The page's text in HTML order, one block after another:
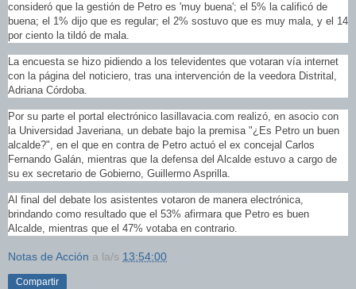
consideró que la gestión de Petro es 'muy buena'; el 5% la calificó de
buena; el 1% dijo que es regular; el 2% sostuvo que es muy mala, y el 14
por ciento la tildó de mala.
La encuesta se hizo pidiendo a los televidentes que votaran vía internet
con la página del noticiero, tras una intervención de la veedora Distrital,
Adriana Córdoba.
Por su parte el portal electrónico lasillavacia.com realizó, en asocio con
la Universidad Javeriana, un debate bajo la premisa "¿Es Petro un buen
alcalde?", en el que en contra de Petro actuó el ex concejal Carlos
Fernando Galán, mientras que la defensa del Alcalde estuvo a cargo de
su ex secretario de Gobierno, Guillermo Asprilla.
Al final del debate los asistentes votaron de manera electrónica,
brindando como resultado que el 53% afirmara que Petro es buen
Alcalde, mientras que el 47% votaba en contrario.
Notas de Acción a la/s 13:54:00
Compartir